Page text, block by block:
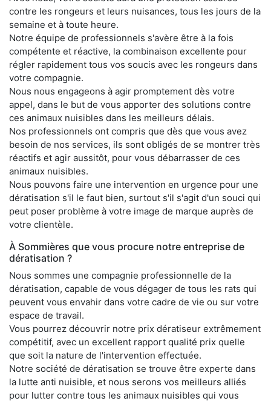
contre les rongeurs et leurs nuisances, tous les jours de la
semaine et à toute heure.
Notre équipe de professionnels s'avère être à la fois
compétente et réactive, la combinaison excellente pour
régler rapidement tous vos soucis avec les rongeurs dans
votre compagnie.
Nous nous engageons à agir promptement dès votre
appel, dans le but de vous apporter des solutions contre
ces animaux nuisibles dans les meilleurs délais.
Nos professionnels ont compris que dès que vous avez
besoin de nos services, ils sont obligés de se montrer très
réactifs et agir aussitôt, pour vous débarrasser de ces
animaux nuisibles.
Nous pouvons faire une intervention en urgence pour une
dératisation s'il le faut bien, surtout s'il s'agit d'un souci qui
peut poser problème à votre image de marque auprès de
votre clientèle.
À Sommières que vous procure notre entreprise de
dératisation ?
Nous sommes une compagnie professionnelle de la
dératisation, capable de vous dégager de tous les rats qui
peuvent vous envahir dans votre cadre de vie ou sur votre
espace de travail.
Vous pourrez découvrir notre prix dératiseur extrêmement
compétitif, avec un excellent rapport qualité prix quelle
que soit la nature de l'intervention effectuée.
Notre société de dératisation se trouve être experte dans
la lutte anti nuisible, et nous serons vos meilleurs alliés
pour lutter contre tous les animaux nuisibles qui vous